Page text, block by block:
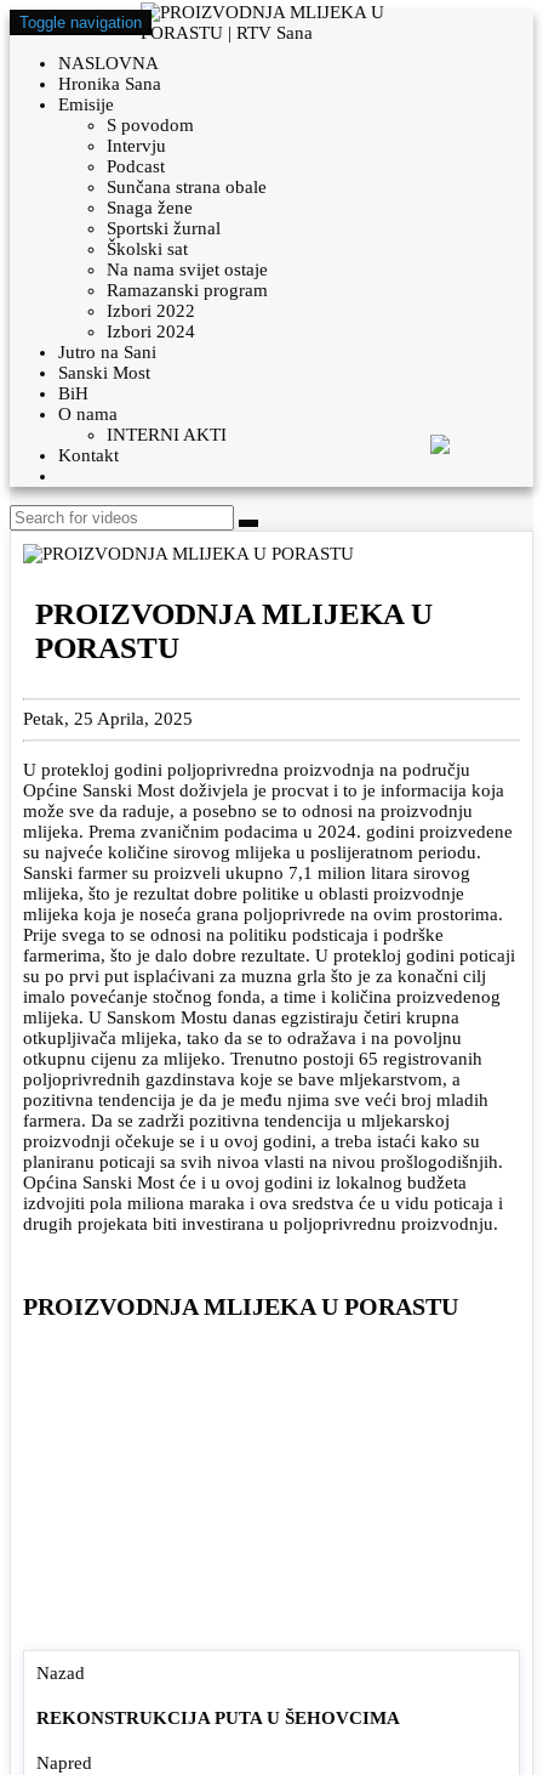
Toggle navigation
NASLOVNA
Hronika Sana
Emisije
S povodom
Intervju
Podcast
Sunčana strana obale
Snaga žene
Sportski žurnal
Školski sat
Na nama svijet ostaje
Ramazanski program
Izbori 2022
Izbori 2024
Jutro na Sani
Sanski Most
BiH
O nama
INTERNI AKTI
Kontakt
PROIZVODNJA MLIJEKA U
PORASTU
Petak, 25 Aprila, 2025
U protekloj godini poljoprivredna proizvodnja na području
Općine Sanski Most doživjela je procvat i to je informacija koja
može sve da raduje, a posebno se to odnosi na proizvodnju
mlijeka. Prema zvaničnim podacima u 2024. godini proizvedene
su najveće količine sirovog mlijeka u poslijeratnom periodu.
Sanski farmer su proizveli ukupno 7,1 milion litara sirovog
mlijeka, što je rezultat dobre politike u oblasti proizvodnje
mlijeka koja je noseća grana poljoprivrede na ovim prostorima.
Prije svega to se odnosi na politiku podsticaja i podrške
farmerima, što je dalo dobre rezultate. U protekloj godini poticaji
su po prvi put isplaćivani za muzna grla što je za konačni cilj
imalo povećanje stočnog fonda, a time i količina proizvedenog
mlijeka. U Sanskom Mostu danas egzistiraju četiri krupna
otkupljivača mlijeka, tako da se to odražava i na povoljnu
otkupnu cijenu za mlijeko. Trenutno postoji 65 registrovanih
poljoprivrednih gazdinstava koje se bave mljekarstvom, a
pozitivna tendencija je da je među njima sve veći broj mladih
farmera. Da se zadrži pozitivna tendencija u mljekarskoj
proizvodnji očekuje se i u ovoj godini, a treba istaći kako su
planiranu poticaji sa svih nivoa vlasti na nivou prošlogodišnjih.
Općina Sanski Most će i u ovoj godini iz lokalnog budžeta
izdvojiti pola miliona maraka i ova sredstva će u vidu poticaja i
drugih projekata biti investirana u poljoprivrednu proizvodnju.
PROIZVODNJA MLIJEKA U PORASTU
Nazad
REKONSTRUKCIJA PUTA U ŠEHOVCIMA
Napred